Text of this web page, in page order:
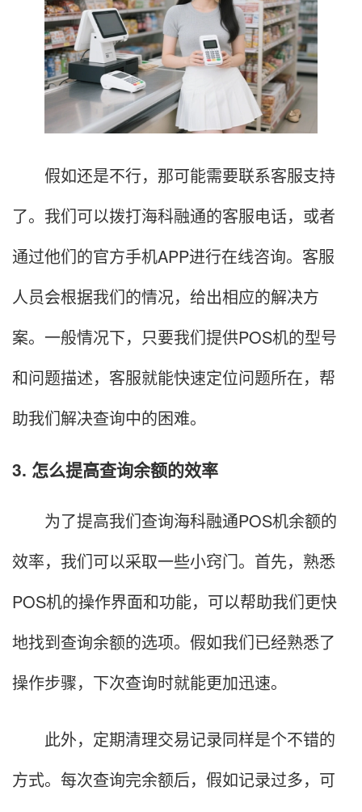
假如还是不行，那可能需要联系客服支持
了。我们可以拨打海科融通的客服电话，或者
通过他们的官方手机APP进行在线咨询。客服
人员会根据我们的情况，给出相应的解决方
案。一般情况下，只要我们提供POS机的型号
和问题描述，客服就能快速定位问题所在，帮
助我们解决查询中的困难。
3. 怎么提高查询余额的效率
为了提高我们查询海科融通POS机余额的
效率，我们可以采取一些小窍门。首先，熟悉
POS机的操作界面和功能，可以帮助我们更快
地找到查询余额的选项。假如我们已经熟悉了
操作步骤，下次查询时就能更加迅速。
此外，定期清理交易记录同样是个不错的
方式。每次查询完余额后，假如记录过多，可